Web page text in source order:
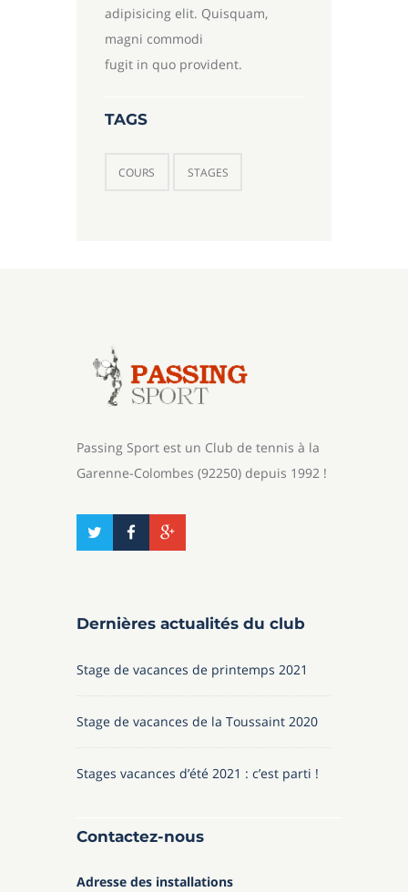
adipisicing elit. Quisquam,
magni commodi
fugit in quo provident.
TAGS
COURS STAGES
Passing Sport est un Club de tennis à la
Garenne-Colombes (92250) depuis 1992 !
Dernières actualités du club
Stage de vacances de printemps 2021
Stage de vacances de la Toussaint 2020
Stages vacances d’été 2021 : c’est parti !
Contactez-nous
Adresse des installations